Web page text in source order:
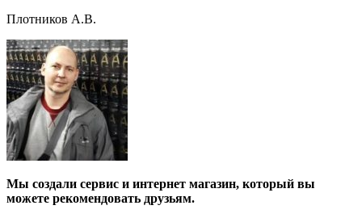
Плотников А.В.
Мы создали сервис и интернет магазин, который вы
можете рекомендовать друзьям.